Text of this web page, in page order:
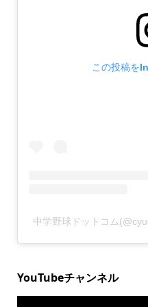
この投稿を
中学野球ドットコム
YouTubeチャンネル